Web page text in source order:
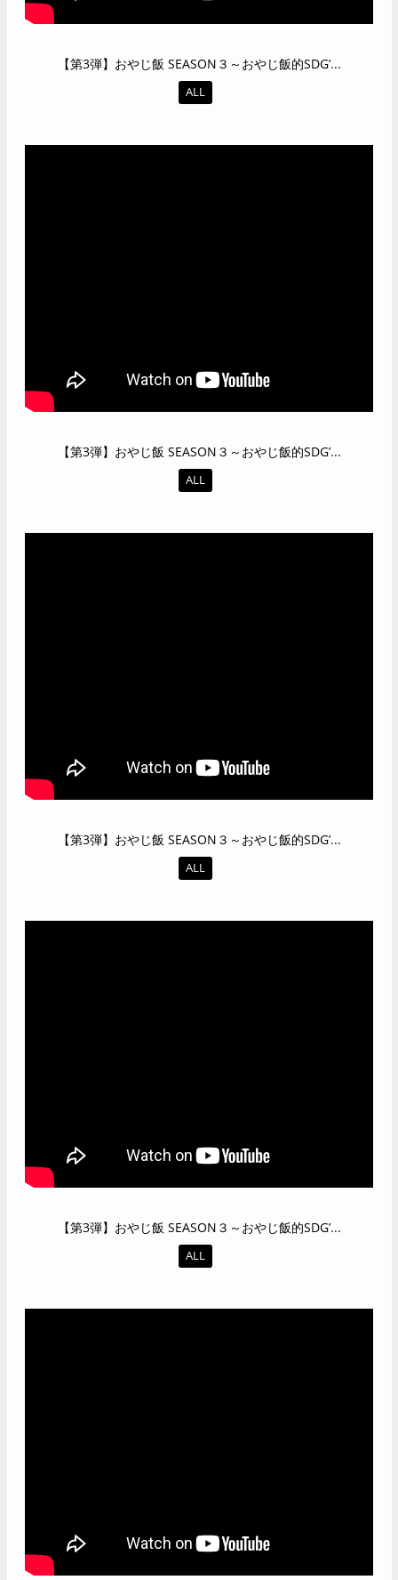
【第3弾】おやじ飯 SEASON３～おやじ飯的SDG’...
ALL
【第3弾】おやじ飯 SEASON３～おやじ飯的SDG’...
ALL
【第3弾】おやじ飯 SEASON３～おやじ飯的SDG’...
ALL
【第3弾】おやじ飯 SEASON３～おやじ飯的SDG’...
ALL